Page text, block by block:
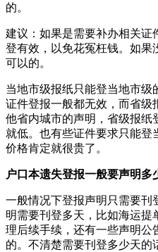
的。
建议：如果是需要补办相关证
登有效，以免花冤枉钱。如果
可以的。
当地市级报纸只能登当地市级
证件登报一般都无效，而省级
他省内城市的声明，省级报纸
就低。也有些证件要求只能登
价格肯定就很贵了。
户口本遗失登报一般要声明多
一般情况下登报声明只需要刊
明需要刊登多天，比如海运提
理后续手续，还有一些声明公
的。不清楚需要刊登多少天